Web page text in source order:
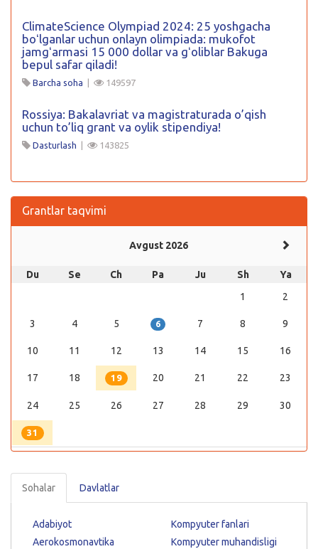
ClimateScience Olympiad 2024: 25 yoshgacha
boʻlganlar uchun onlayn olimpiada: mukofot
jamgʻarmasi 15 000 dollar va gʻoliblar Bakuga
bepul safar qiladi!
Barcha soha | 149597
Rossiya: Bakalavriat va magistraturada o’qish
uchun to’liq grant va oylik stipendiya!
Dasturlash | 143825
Grantlar taqvimi
Avgust 2026
Du Se Ch Pa Ju Sh
Ya
1
2
3 4 5 6 7 8 9
10 11 12 13 14 15 16
17 18 19 20 21 22 23
24 25 26 27 28 29 30
31
Sohalar Davlatlar
Adabiyot
Aerokosmonavtika
Kompyuter fanlari
Kompyuter muhandisligi